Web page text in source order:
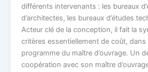
différents intervenants : les bureaux
d’architectes, les bureaux d’études
Acteur clé de la conception, il fait la
critères essentiellement de coût,
programme du maître d’ouvrage. Un
coopération avec son maître